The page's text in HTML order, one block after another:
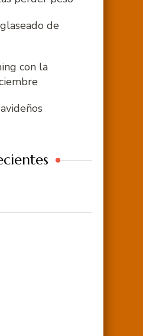
de
con la